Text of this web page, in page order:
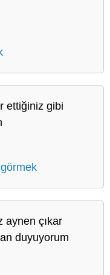
ettiğiniz gibi
aynen çıkar
duyuyorum